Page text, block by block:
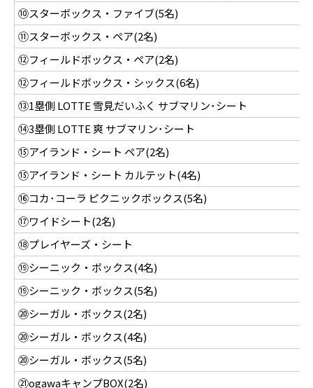
⑩スターボックス・ファイブ(5名)
⑪スターボックス・ペア(2名)
⑫フィールドボックス・ペア(2名)
⑫フィールドボックス・シックス(6名)
⑬1塁側 LOTTE 雪見だいふく サブマリン･シート
⑭3塁側 LOTTE 爽 サブマリン･シート
⑮アイランド・シート ペア(2名)
⑮アイランド・シート カルテット(4名)
⑯コカ･コーラ ピクニックボックス(5名)
⑰ワイドシート(2名)
⑱プレイヤーズ・シート
⑲シーニック・ボックス(4名)
⑲シーニック・ボックス(5名)
⑳シーガル・ボックス(2名)
⑳シーガル・ボックス(4名)
⑳シーガル・ボックス(5名)
㉑ogawaキャンプBOX(2名)